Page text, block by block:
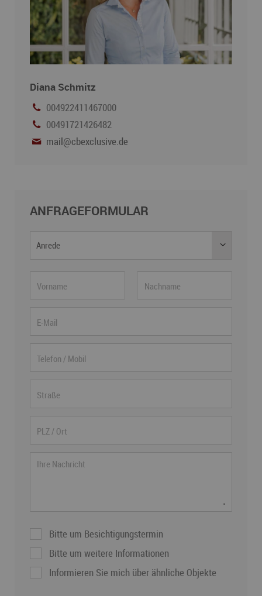
Diana Schmitz
004922411467000
00491721426482
mail@cbexclusive.de
ANFRAGEFORMULAR
Anrede
Bitte um Besichtigungstermin
Bitte um weitere Informationen
Informieren Sie mich über ähnliche Objekte